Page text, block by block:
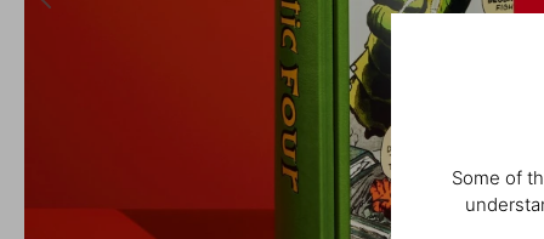
Some of